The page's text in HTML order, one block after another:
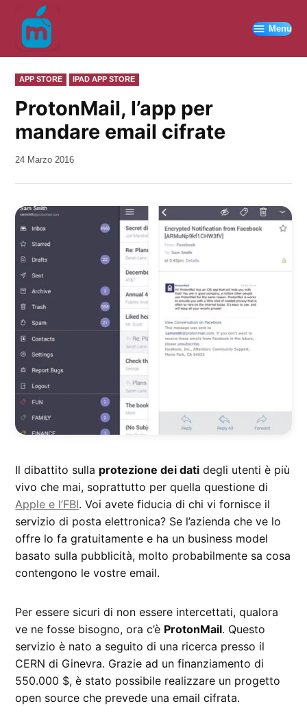
contenuto
Menu
PUBBLICATO
IN
APP STORE IPAD APP STORE
ProtonMail, l’app per
mandare email cifrate
da
24 Marzo 2016
Il dibattito sulla protezione dei dati degli utenti è più
vivo che mai, soprattutto per quella questione di
Apple e l’FBI. Voi avete fiducia di chi vi fornisce il
servizio di posta elettronica? Se l’azienda che ve lo
offre lo fa gratuitamente e ha un business model
basato sulla pubblicità, molto probabilmente sa cosa
contengono le vostre email.
Per essere sicuri di non essere intercettati, qualora
ve ne fosse bisogno, ora c’è ProtonMail. Questo
servizio è nato a seguito di una ricerca presso il
CERN di Ginevra. Grazie ad un finanziamento di
550.000 $, è stato possibile realizzare un progetto
open source che prevede una email cifrata.